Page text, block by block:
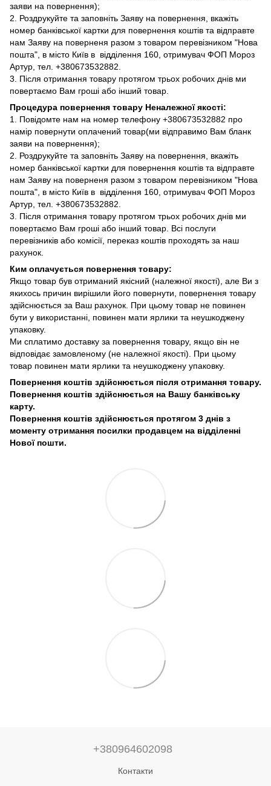
заяви на повернення);
2. Роздрукуйте та заповніть Заяву на повернення, вкажіть
номер банківської картки для повернення коштів та відправте
нам Заяву на поверненя разом з товаром перевізником "Нова
пошта", в місто Київ в відділення 160, отримувач ФОП Мороз
Артур, тел. +380673532882.
3. Після отримання товару протягом трьох робочих днів ми
повертаємо Вам гроші або інший товар.
Процедура повернення товару Неналежної якості:
1. Повідомте нам на номер телефону +380673532882 про
намір повернути оплачений товар(ми відправимо Вам бланк
заяви на повернення);
2. Роздрукуйте та заповніть Заяву на повернення, вкажіть
номер банківської картки для повернення коштів та відправте
нам Заяву на поверненя разом з товаром перевізником "Нова
пошта", в місто Київ в відділення 160, отримувач ФОП Мороз
Артур, тел. +380673532882.
3. Після отримання товару протягом трьох робочих днів ми
повертаємо Вам гроші або інший товар. Всі послуги
перевізників або комісії, переказ коштів проходять за наш
рахунок.
Ким оплачується повернення товару:
Якщо товар був отриманий якісний (належної якості), але Ви з
якихось причин вирішили його повернути, повернення товару
здійснюється за Ваш рахунок. При цьому товар не повинен
бути у використанні, повинен мати ярлики та неушкоджену
упаковку.
Ми сплатимо доставку за повернення товару, якщо він не
відповідає замовленому (не належної якості). При цьому
товар повинен мати ярлики та неушкоджену упаковку.
Повернення коштів здійснюється після отримання товару.
Повернення коштів здійснюється на Вашу банківську
карту.
Повернення коштів здійснюється протягом 3 днів з
моменту отримання посилки продавцем на відділенні
Нової пошти.
+380964602098
Контакти